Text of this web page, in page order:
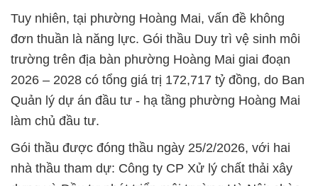
Tuy nhiên, tại phường Hoàng Mai, vấn đề không
đơn thuần là năng lực. Gói thầu Duy trì vệ sinh môi
trường trên địa bàn phường Hoàng Mai giai đoạn
2026 – 2028 có tổng giá trị 172,717 tỷ đồng, do Ban
Quản lý dự án đầu tư - hạ tầng phường Hoàng Mai
làm chủ đầu tư.
Gói thầu được đóng thầu ngày 25/2/2026, với hai
nhà thầu tham dự: Công ty CP Xử lý chất thải xây